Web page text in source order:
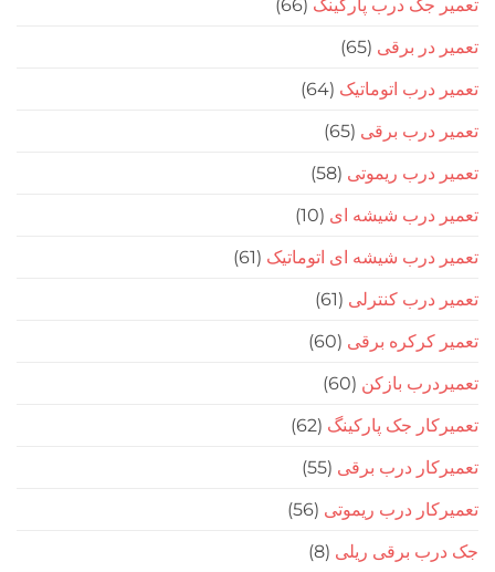
جک درب پارکینگ (66)
برقی (65)
اتوماتیک (64)
درب برقی (65)
درب ریموتی(58)
درب شیشه ای(10)
درب شیشه ای اتوماتیک (61)
درب کنترلی(61)
کرکره برقی(60)
بازکن(60)
جک پارکینگ (62)
درب برقی (55)
درب ریموتی(56)
برقی ریلی(8)